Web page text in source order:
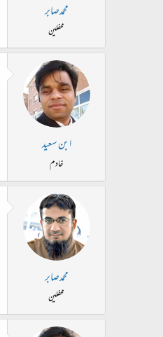
محمدصابر
محفلین
ابن سعید
خادم
محمدصابر
محفلین